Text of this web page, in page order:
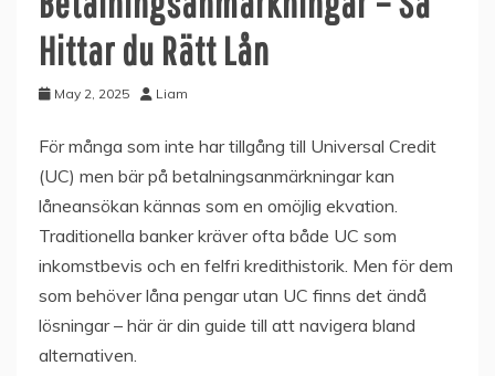
Hittar du Rätt Lån
May 2, 2025 Liam
För många som inte har tillgång till Universal Credit
(UC) men bär på betalningsanmärkningar kan
låneansökan kännas som en omöjlig ekvation.
Traditionella banker kräver ofta både UC som
inkomstbevis och en felfri kredithistorik. Men för dem
som behöver låna pengar utan UC finns det ändå
lösningar – här är din guide till att navigera bland
alternativen.